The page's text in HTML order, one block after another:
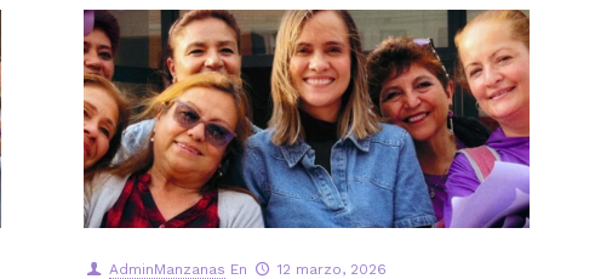
AdminManzanas En 12 marzo, 2026